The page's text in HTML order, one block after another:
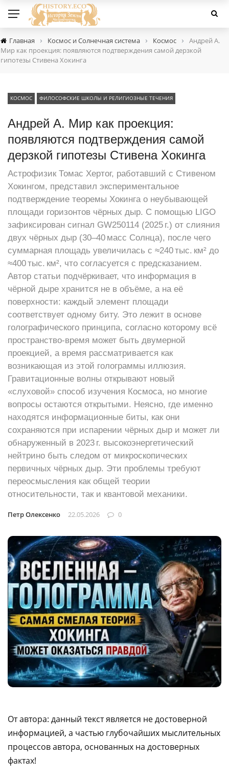
Главная › Космос и Солнечная система › Космос ›
Андрей А.
Мир как проекция: появляются подтверждения самой дерзкой
гипотезы Стивена Хокинга
КОСМОС ФИЛОСОФСКИЕ ШКОЛЫ И РЕЛИГИОЗНЫЕ ТЕЧЕНИЯ
Андрей А. Мир как проекция:
появляются подтверждения самой
дерзкой гипотезы Стивена Хокинга
Астрофизик Томас Хертог, работавший с Стивеном
Хокингом, представил экспериментальное
подтверждение теоремы Хокинга о неубывающей
площади горизонтов чёрных дыр. С помощью LIGO
зафиксирован сигнал GW250114 (2025 г.) от слияния
двух чёрных дыр (30–40 масс Солнца), после чего
суммарная площадь увеличилась с ≈240 тыс. км² до
≈400 тыс. км², что согласуется с предсказанием.
Автор статьи подчёркивает, что информация в
чёрной дыре хранится не в объёме, а на её
поверхности: каждый элемент площади
соответствует одному биту. Это лежит в основе
голографического принципа, согласно которому всё
пространство‑время может быть двумерной
проекцией, а время рассматривается как
возникающая из этой голограммы иллюзия.
Гравитационные волны открывают новый
«слуховой» способ изучения Космоса, но многие
вопросы остаются открытыми. Неясно, где именно
находятся информационные биты, как они
сохраняются при испарении чёрных дыр и может ли
обнаруженный в 2023 г. высокоэнергетический
нейтрино быть следом от микроскопических
первичных чёрных дыр. Эти проблемы требуют
переосмысления как общей теории
относительности, так и квантовой механики.
Петр Олексенко 22.05.2026 0
От автора: данный текст является не достоверной
информацией, а частью глубочайших мыслительных
процессов автора, основанных на достоверных
фактах!